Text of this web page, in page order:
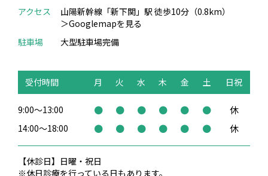
アクセス
山陽新幹線「新下関」駅 徒歩10分（0.8km）
＞Googlemapを見る
駐車場
大型駐車場完備
受付時間 月 火 水 木 金 土 日祝
9:00～13:00 ● ● ● ● ● ● 休
14:00～18:00 ● ● ● ● ● ● 休
【休診日】日曜・祝日
※休日診療を行っている日もあります。